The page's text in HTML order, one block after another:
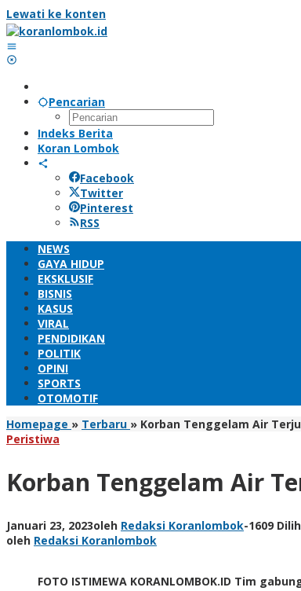
Lewati ke konten
Pencarian
Indeks Berita
Koran Lombok
Facebook
Twitter
Pinterest
RSS
NEWS
GAYA HIDUP
EKSKLUSIF
BISNIS
KASUS
VIRAL
PENDIDIKAN
POLITIK
OPINI
SPORTS
OTOMOTIF
Homepage » Terbaru » Korban Tenggelam Air
Peristiwa
Korban Tenggelam Air
Januari 23, 2023oleh Redaksi Koranlombok-1609
oleh Redaksi Koranlombok
FOTO ISTIMEWA KORANLOMBOK.ID Tim